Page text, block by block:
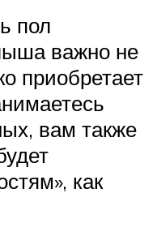
пол
важно не
приобретает
вам также
как